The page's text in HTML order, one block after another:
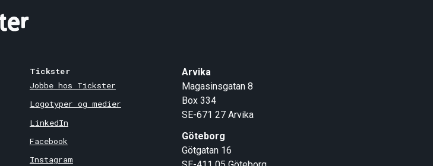
Tickster
Jobbe hos Tickster
Logotyper og medier
LinkedIn
Facebook
Instagram
Arvika
Magasinsgatan 8
Box 334
SE-671 27 Arvika
Göteborg
Götgatan 16